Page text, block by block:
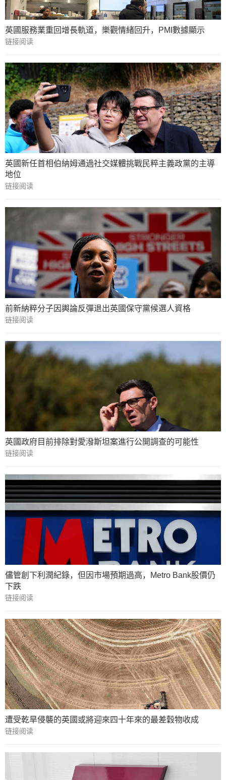
英國服務業重回增長軌道，樂觀情緒回升，PMI數據顯示
链接阅读
英國新任首相伯納姆通過社交媒體挑戰民粹主義政黨的主導
地位
链接阅读
前新納粹分子因輿論反彈退出英國保守黨候選人資格
链接阅读
英國政府目前排除對愛潑斯坦案進行公開調查的可能性
链接阅读
儘管創下利潤紀錄，但因市場預期過高，Metro Bank股價仍
下跌
链接阅读
遭受乾旱侵襲的英國或將迎來四十年來的最差穀物收成
链接阅读